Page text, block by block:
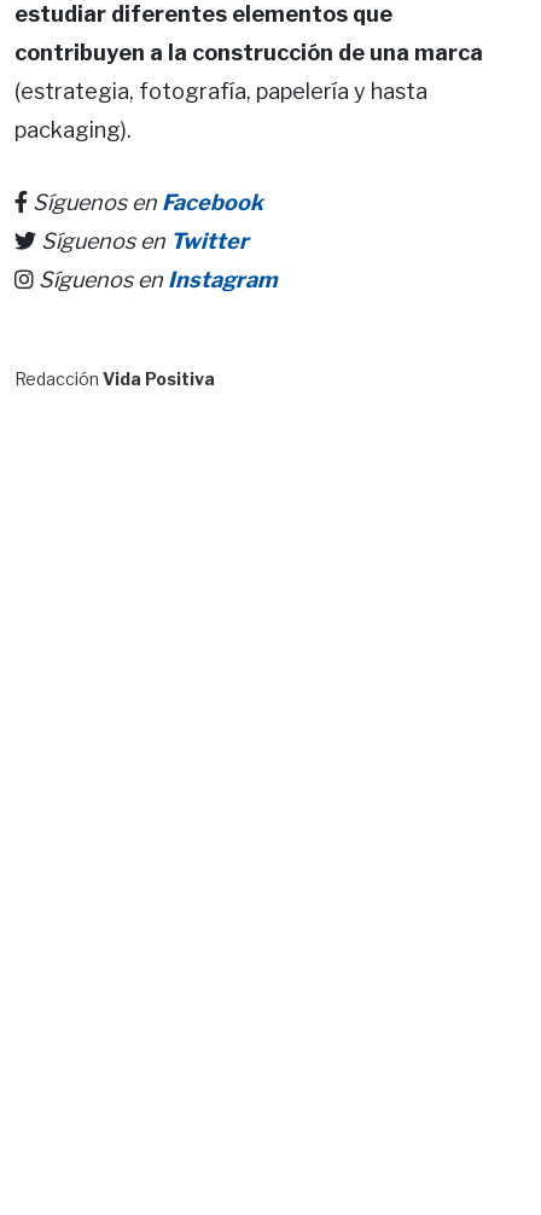
estudiar diferentes elementos que
contribuyen a la construcción de una marca
(estrategia, fotografía, papelería y hasta
packaging).
Síguenos en Facebook
Síguenos en Twitter
Síguenos en Instagram
Redacción Vida Positiva